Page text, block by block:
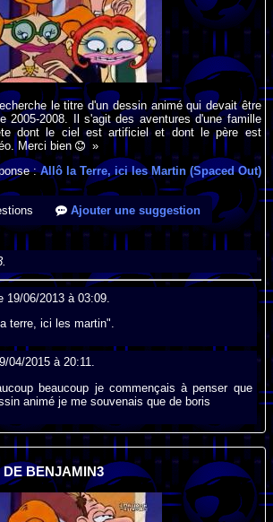
le titre d'un dessin animé qui devait être
2005-2008. Il s'agit des aventures d'une famille
dont le ciel est artificiel et dont le père est
Merci bien
»
:Allô la Terre, ici les Martin (Spaced Out)
Ajouter une suggestion
19/06/2013 à 03:09.
terre, ici les martin".
04/2015 à 20:11.
beaucoup je commençais à penser que
animé je me souvenais que de boris
DE BENJAMIN3